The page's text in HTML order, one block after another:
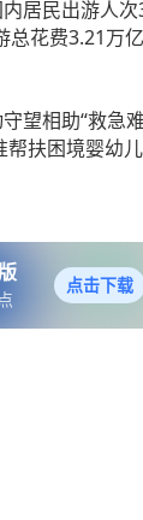
居民出游人次
总花费3.21万
望相助“救急
帮扶困境婴幼儿
点击下载